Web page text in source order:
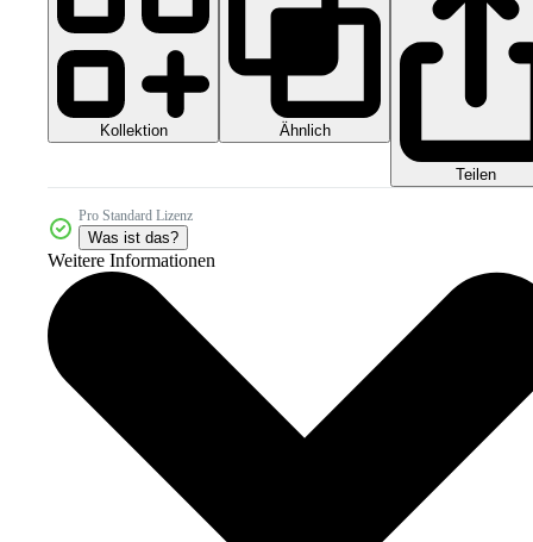
Kollektion Ähnlich
Teilen
Pro Standard Lizenz
Was ist das?
Weitere Informationen